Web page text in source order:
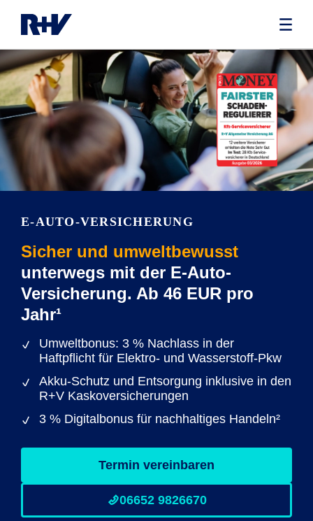
E-AUTO-VERSICHERUNG
Sicher und umweltbewusst
unterwegs mit der E-Auto-
Versicherung. Ab 46 EUR pro
Jahr¹
Umweltbonus: 3 % Nachlass in der
Haftpflicht für Elektro- und Wasserstoff-Pkw
Akku-Schutz und Entsorgung inklusive in den
R+V Kaskoversicherungen
3 % Digitalbonus für nachhaltiges Handeln²
Termin vereinbaren
06652 9826670